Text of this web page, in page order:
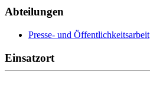
Abteilungen
Presse- und Öffentlichkeitsarbeit
Einsatzort